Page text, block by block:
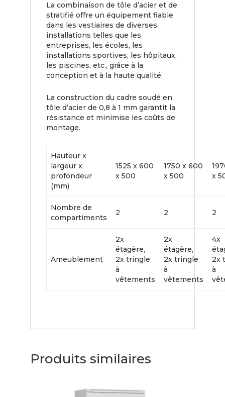
La combinaison de tôle d’acier et de
stratifié offre un équipement fiable
dans les vestiaires de diverses
installations telles que les
entreprises, les écoles, les
installations sportives, les hôpitaux,
les piscines, etc., grâce à la
conception et à la haute qualité.
La construction du cadre soudé en
tôle d’acier de 0,8 à 1 mm garantit la
résistance et minimise les coûts de
montage.
Hauteur x
largeur x
profondeur
(mm)
1525 x 600
x 500
1750 x 600
x 500
x
Nombre de
compartiments
2 2 2
Ameublement
2x
étagère,
2x tringle
à
vêtements
2x
étagère,
2x tringle
à
vêtements
4x
2x
à
Produits similaires